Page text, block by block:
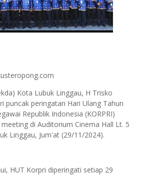
Kota Lubuk Linggau, H Trisko
puncak peringatan Hari Ulang Tahun
Republik Indonesia (KORPRI)
di Auditorium Cinema Hall Lt. 5
Linggau, Jum'at (29/11/2024).
HUT Korpri diperingati setiap 29